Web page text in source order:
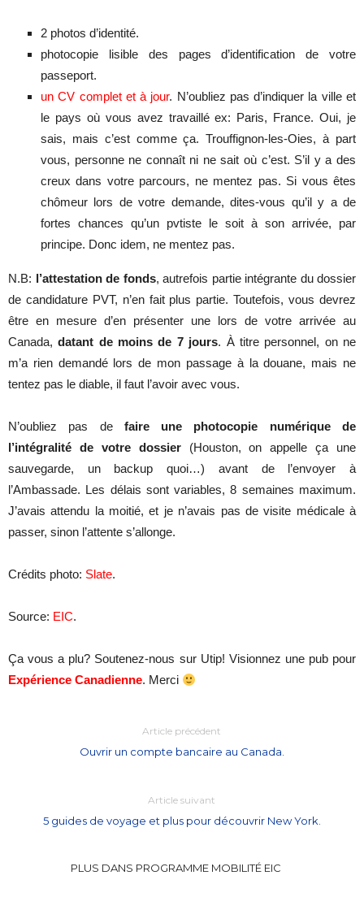
2 photos d’identité.
photocopie lisible des pages d’identification de votre
passeport.
un CV complet et à jour. N’oubliez pas d’indiquer la ville et
le pays où vous avez travaillé ex: Paris, France. Oui, je
sais, mais c’est comme ça. Trouffignon-les-Oies, à part
vous, personne ne connaît ni ne sait où c’est. S’il y a des
creux dans votre parcours, ne mentez pas. Si vous êtes
chômeur lors de votre demande, dites-vous qu’il y a de
fortes chances qu’un pvtiste le soit à son arrivée, par
principe. Donc idem, ne mentez pas.
N.B: l’attestation de fonds, autrefois partie intégrante du dossier
de candidature PVT, n’en fait plus partie. Toutefois, vous devrez
être en mesure d’en présenter une lors de votre arrivée au
Canada,datant de moins de 7 jours. À titre personnel, on ne
m’a rien demandé lors de mon passage à la douane, mais ne
tentez pas le diable, il faut l’avoir avec vous.
N’oubliez pas de faire une photocopie numérique de
l’intégralité de votre dossier(Houston, on appelle ça une
sauvegarde, un backup quoi…) avant de l’envoyer à
l’Ambassade. Les délais sont variables, 8 semaines maximum.
J’avais attendu la moitié, et je n’avais pas de visite médicale à
passer, sinon l’attente s’allonge.
Crédits photo: Slate.
Source: EIC.
Ça vous a plu? Soutenez-nous sur Utip! Visionnez une pub pour
Expérience Canadienne. Merci
Article précédent
Ouvrir un compte bancaire au Canada.
Article suivant
5 guides de voyage et plus pour découvrir New York.
PLUS DANS PROGRAMME MOBILITÉ EIC